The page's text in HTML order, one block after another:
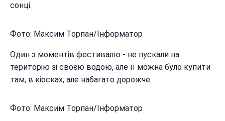
сонці.
Фото: Максим Торпан/Інформатор
Один з моментів фестивалю - не пускали на
територію зі своєю водою, але її можна було купити
там, в кіосках, але набагато дорожче.
Фото: Максим Торпан/Інформатор